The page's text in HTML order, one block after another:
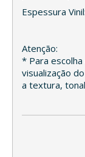
Espessura
Atenção:
* Para
visualização
a textura,